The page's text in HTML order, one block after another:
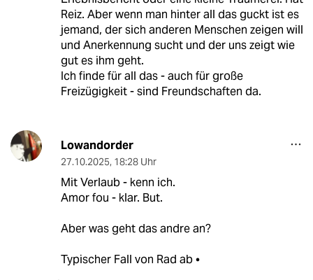
Reiz. Aber wenn man hinter all das guckt ist es
jemand, der sich anderen Menschen zeigen will
und Anerkennung sucht und der uns zeigt wie
gut es ihm geht.
Ich finde für all das - auch für große
Freizügigkeit - sind Freundschaften da.
Lowandorder
27.10.2025, 18:28 Uhr
Mit Verlaub - kenn ich.
Amor fou - klar. But.
Aber was geht das andre an?
Typischer Fall von Rad ab •